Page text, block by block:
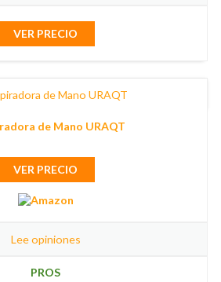
VER PRECIO
de Mano URAQT
VER PRECIO
Lee opiniones
PROS